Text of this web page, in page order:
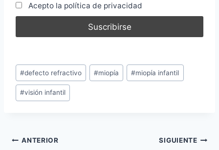
Acepto la política de privacidad
Etiquetas
de
la
#defecto refractivo #miopía #miopía infantil
#visión infantil
Navegación
ANTERIOR SIGUIENTE